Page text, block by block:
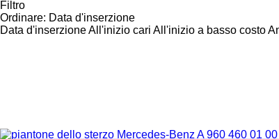
Filtro
Ordinare: Data d'inserzione
Data d'inserzioneAll'inizio cari All'inizio a basso costo